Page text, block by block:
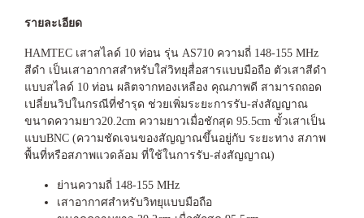
รายละเอียด
HAMTEC เสาสไลด์ 10 ท่อน รุ่น AS710 ความถี่ 148-155 MHz
สีดำ เป็นเสาอากาสสำหรับใส่วิทยุสื่อสารแบบมือถือ ตัวเสาสีดำ
แบบสไลด์ 10 ท่อน ผลิตจากทองเหลือง คุณภาพดี สามารถถอด
เปลี่ยนวิปในกรณีที่ชำรุด ช่วยเพิ่มระยะการรับ-ส่งสัญญาณ
ขนาดความยาว20.2cm ความยาวเมื่อชักสุด 95.5cm ขั้วเสาเป็น
แบบBNC (ความชัดเจนของสัญญาณขึ้นอยู่กับ ระยะทาง สภาพ
พื้นที่หรือสภาพแวดล้อม ที่ใช้ในการรับ-ส่งสัญญาณ)
ย่านความถี่ 148-155 MHz
เสาอากาศสำหรับวิทยุแบบมือถือ